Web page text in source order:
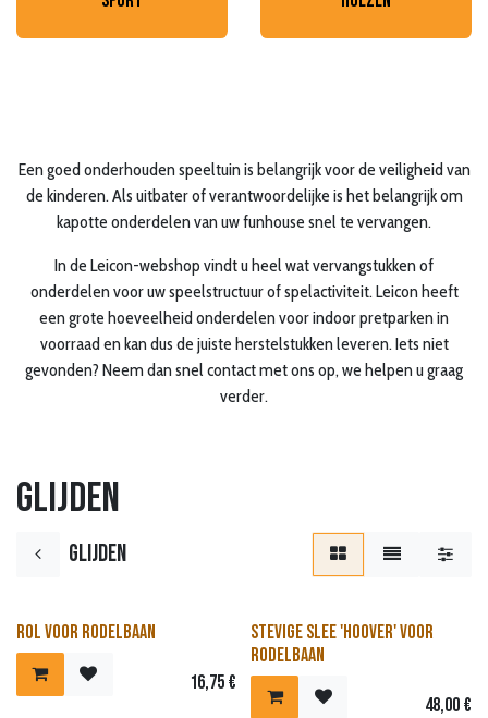
Een goed onderhouden speeltuin is belangrijk voor de veiligheid van
de kinderen. Als uitbater of verantwoordelijke is het belangrijk om
kapotte onderdelen van uw funhouse snel te vervangen.
In de Leicon-webshop vindt u heel wat vervangstukken of
onderdelen voor uw speelstructuur of spelactiviteit. Leicon heeft
een grote hoeveelheid onderdelen voor indoor pretparken in
voorraad en kan dus de juiste herstelstukken leveren. Iets niet
gevonden? Neem dan snel contact met ons op, we helpen u graag
verder.
Glijden
Glijden
Rol voor rodelbaan
16,75€
Stevige slee 'Hoover' voor
rodelbaan
48,00€